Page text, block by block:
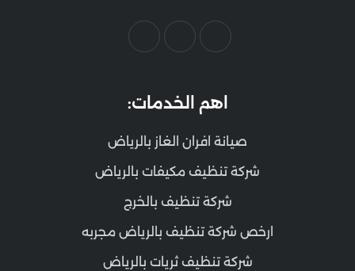
اهم الخدمات:
صيانة افران الغاز بالرياض
شركة تنظيف مكيفات بالرياض
شركة تنظيف بالخرج
ارخص شركة تنظيف بالرياض مجربه
شركة تنظيف ثريات بالرياض